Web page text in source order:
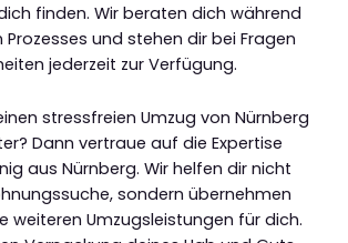
finden. Wir beraten dich während
und stehen dir bei Fragen
jederzeit zur Verfügung.
stressfreien Umzug von Nürnberg
Dann vertraue auf die Expertise
aus Nürnberg. Wir helfen dir nicht
sondern übernehmen
weiteren Umzugsleistungen für dich.